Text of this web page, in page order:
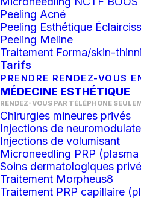
Peeling Acné
Peeling Esthétique
Peeling Meline
Traitement Forma/skin-
Tarifs
PRENDRE RENDEZ-VOUS
MÉDECINE ESTHÉTIQUE
RENDEZ-VOUS PAR TÉLÉPHONE
Chirurgies mineures privés
Injections de
Injections de volumisant
Microneedling PRP
Soins dermatologiques
Traitement Morpheus8
Traitement PRP capillaire